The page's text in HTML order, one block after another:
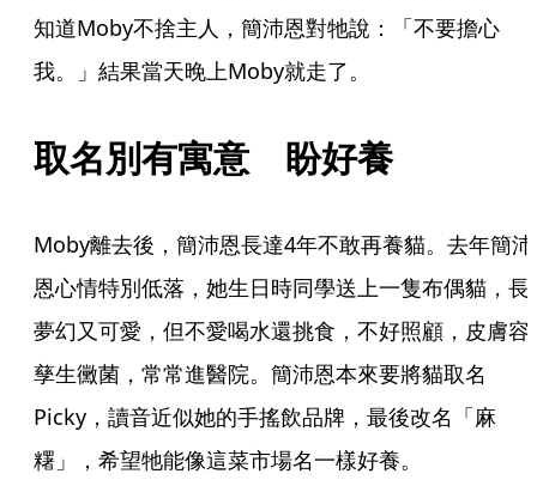
知道Moby不捨主人，簡沛恩對牠說：「不要擔心
我。」結果當天晚上Moby就走了。
取名別有寓意　盼好養
Moby離去後，簡沛恩長達4年不敢再養貓。去年簡沛
恩心情特別低落，她生日時同學送上一隻布偶貓，長
夢幻又可愛，但不愛喝水還挑食，不好照顧，皮膚容
孳生黴菌，常常進醫院。簡沛恩本來要將貓取名
Picky，讀音近似她的手搖飲品牌，最後改名「麻
糬」，希望牠能像這菜市場名一樣好養。